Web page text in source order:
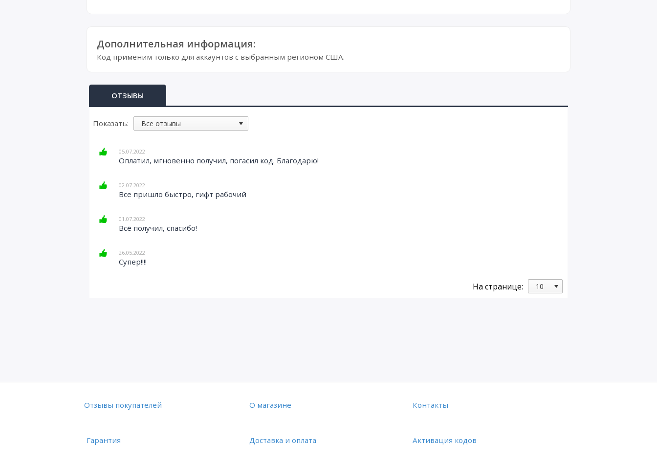
Дополнительная информация:
Код применим только для аккаунтов с выбранным регионом США.
ОТЗЫВЫ
Показать:
05.07.2022
Оплатил, мгновенно получил, погасил код. Благодарю!
02.07.2022
Все пришло быстро, гифт рабочий
01.07.2022
Всё получил, спасибо!
26.05.2022
Супер!!!!
На странице:
Отзывы покупателей O магазине Контакты
Гарантия Доставка и оплата Активация кодов